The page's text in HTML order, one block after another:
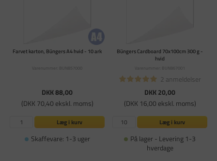
Farvet karton, Büngers A4 hvid - 10 ark
Varenummer: BUN857000
DKK 88,00
(DKK 70,40 ekskl. moms)
Læg i kurv
Skaffevare: 1-3 uger
Büngers Cardboard 70x100cm 300 g -
hvid
Varenummer: BUN867001
2 anmeldelser
DKK 20,00
(DKK 16,00 ekskl. moms)
Læg i kurv
På lager - Levering 1-3
hverdage